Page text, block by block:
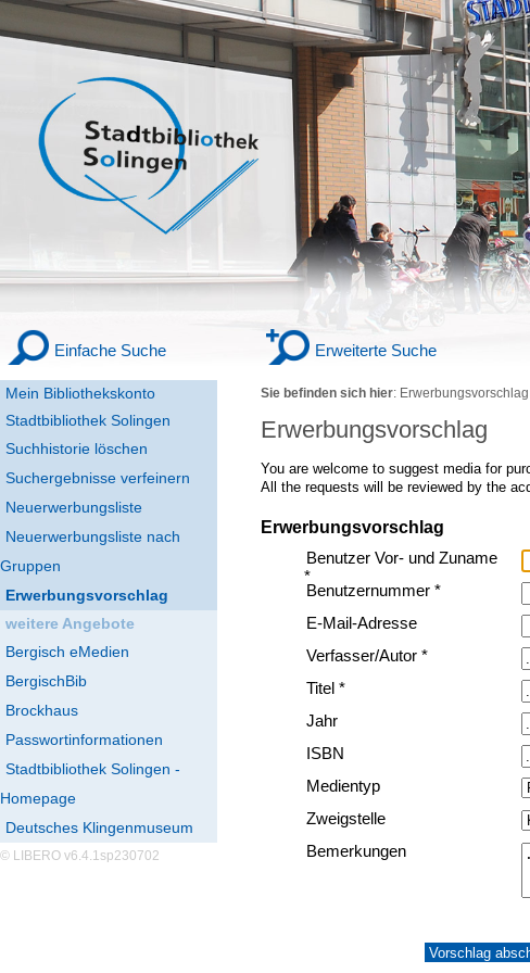
Mein Bibliothekskonto
Stadtbibliothek Solingen
Einfache Suche Erweiterte Suche
Suchhistorie löschen
Suchergebnisse verfeinern
Neuerwerbungsliste
Neuerwerbungsliste nach
Gruppen
Erwerbungsvorschlag
weitere Angebote
Bergisch eMedien
BergischBib
Brockhaus
Passwortinformationen
Stadtbibliothek Solingen -
Homepage
Deutsches Klingenmuseum
© LIBERO v6.4.1sp230702
Sie befinden sich hier: Erwerbungsvorschlag
Erwerbungsvorschlag
You are welcome to suggest media for
All the requests will be reviewed by the
Erwerbungsvorschlag
Benutzer Vor- und Zuname
*
Benutzernummer *
E-Mail-Adresse
Verfasser/Autor *
Titel *
Jahr
ISBN
Medientyp
Zweigstelle
Bemerkungen